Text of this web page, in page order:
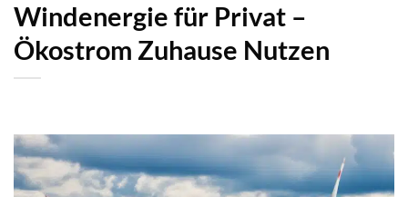
Windenergie für Privat –
Ökostrom Zuhause Nutzen